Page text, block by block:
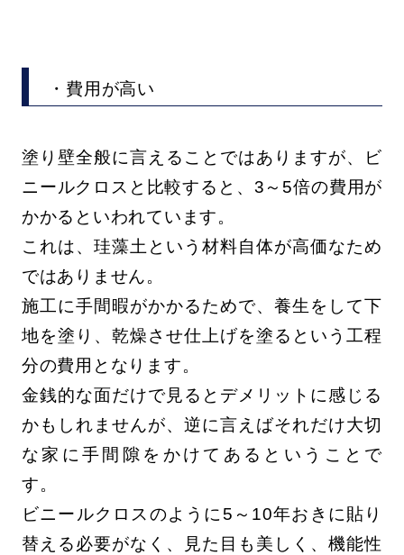
・費用が高い
塗り壁全般に言えることではありますが、ビ
ニールクロスと比較すると、3～5倍の費用が
かかるといわれています。
これは、珪藻土という材料自体が高価なため
ではありません。
施工に手間暇がかかるためで、養生をして下
地を塗り、乾燥させ仕上げを塗るという工程
分の費用となります。
金銭的な面だけで見るとデメリットに感じる
かもしれませんが、逆に言えばそれだけ大切
な家に手間隙をかけてあるということで
す。
ビニールクロスのように5～10年おきに貼り
替える必要がなく、見た目も美しく、機能性